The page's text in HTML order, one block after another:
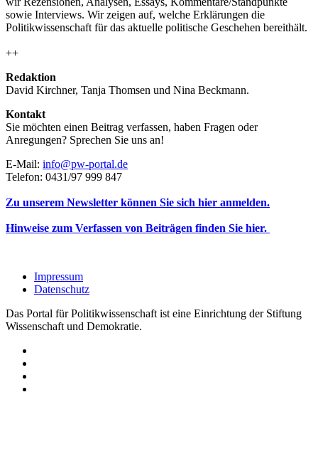
sowie Interviews. Wir zeigen auf, welche Erklärungen die
Politikwissenschaft für das aktuelle politische Geschehen bereithält.
++
Redaktion
David Kirchner, Tanja Thomsen und Nina Beckmann.
Kontakt
Sie möchten einen Beitrag verfassen, haben Fragen oder
Anregungen? Sprechen Sie uns an!
E-Mail: info@pw-portal.de
Telefon: 0431/97 999 847
Zu unserem Newsletter können Sie sich hier anmelden.
Hinweise zum Verfassen von Beiträgen finden Sie hier.
Impressum
Datenschutz
Das Portal für Politikwissenschaft ist eine Einrichtung der Stiftung
Wissenschaft und Demokratie.